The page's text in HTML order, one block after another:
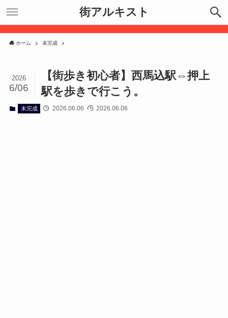
街アルキスト
ホーム 未完成
【街歩き初心者】西馬込駅⇔押上
駅を歩きで行こう。
2026
6/06
未完成 2026.06.06 2026.06.06